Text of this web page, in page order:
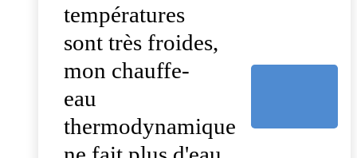
températures
sont très froides,
mon chauffe-
eau
thermodynamique